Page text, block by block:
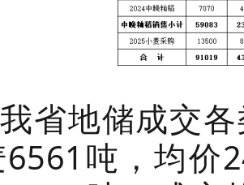
省地储成交
吨，均价